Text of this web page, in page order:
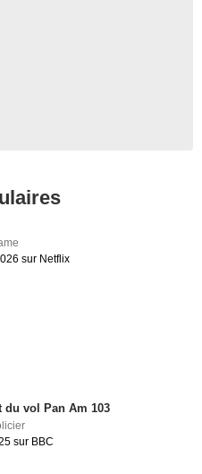
sur Netflix
du vol Pan Am 103
sur BBC